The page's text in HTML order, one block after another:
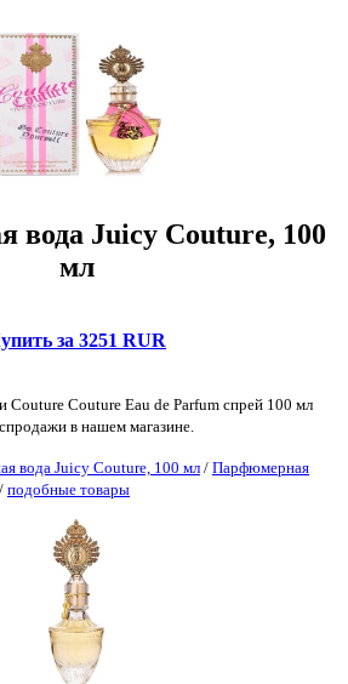
вода Juicy Couture, 100
мл
за 3251 RUR
Couture Eau de Parfum спрей 100 мл
в нашем магазине.
вода Juicy Couture, 100 мл / Парфюмерная
/ подобные товары